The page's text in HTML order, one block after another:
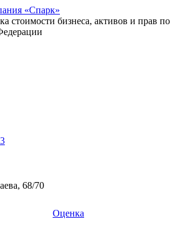
стоимости бизнеса, активов и прав по
68/70
Оценка